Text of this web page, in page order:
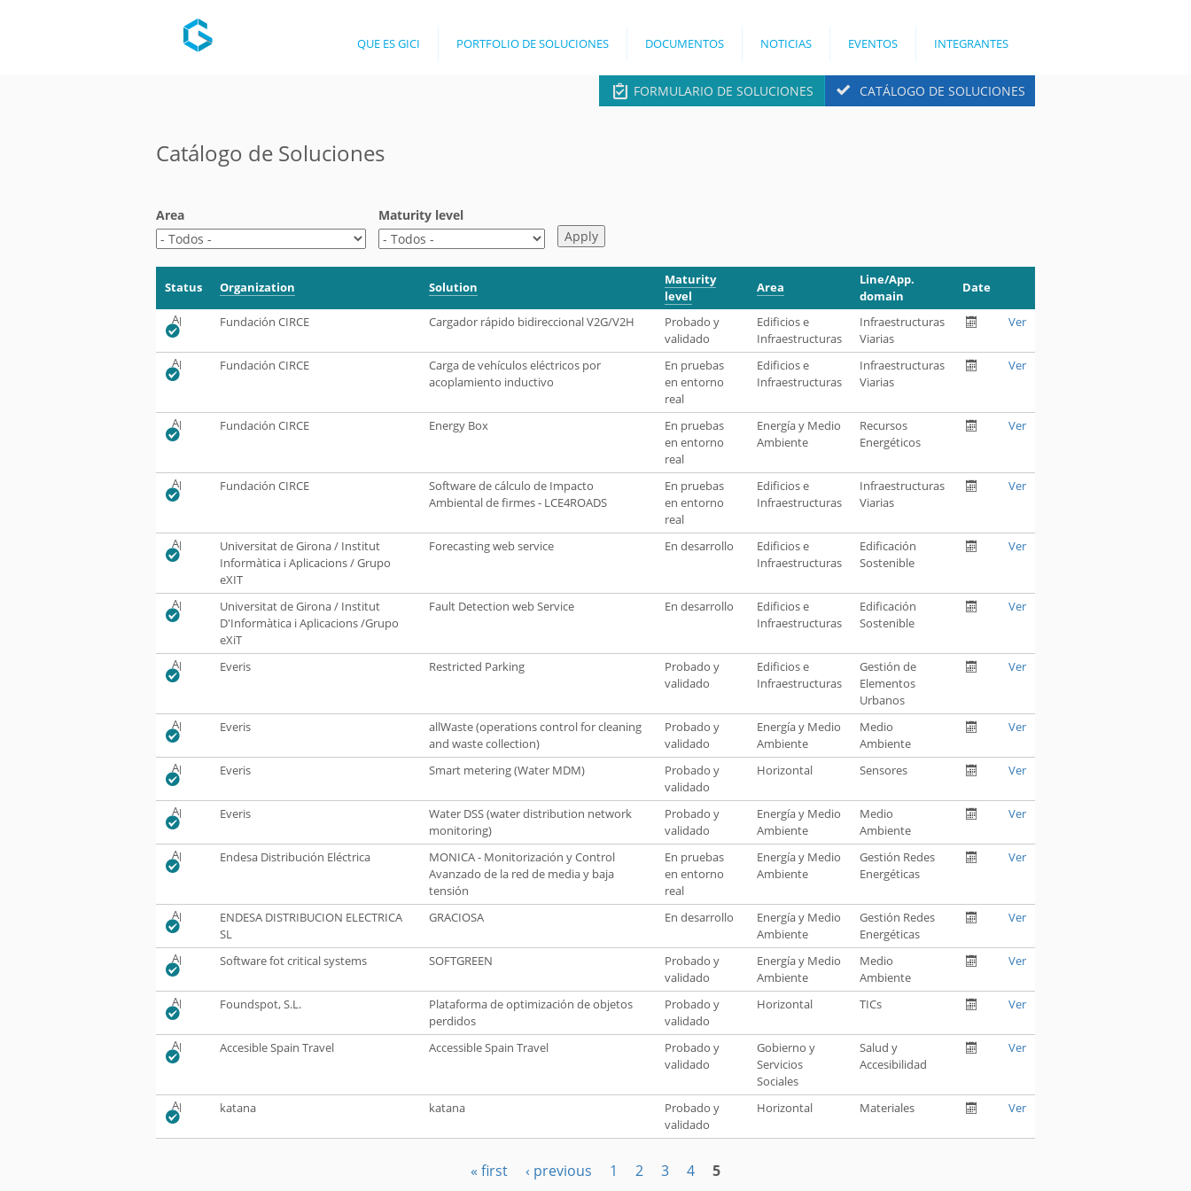
FORMULARIO DE SOLUCIONES CATÁLOGO DE SOLUCIONES
Catálogo de Soluciones
Area Maturity level
Status Organization Solution
Maturity
level
Area
Line/App.
domain
Date
AprobadoFundación CIRCE Cargador rápido bidireccional V2G/V2H
Probado y
validado
Edificios e
Infraestructuras
Infraestructuras
Viarias
Ver
AprobadoFundación CIRCE
Carga de vehículos eléctricos por
acoplamiento inductivo
En pruebas
en entorno
real
Edificios e
Infraestructuras
Infraestructuras
Viarias
Ver
AprobadoFundación CIRCE Energy Box
En pruebas
en entorno
real
Energía y Medio
Ambiente
Recursos
Energéticos
Ver
AprobadoFundación CIRCE
Software de cálculo de Impacto
Ambiental de firmes - LCE4ROADS
En pruebas
en entorno
real
Edificios e
Infraestructuras
Infraestructuras
Viarias
Ver
AprobadoUniversitat de Girona / Institut
Informàtica i Aplicacions / Grupo
eXIT
Forecasting web service En desarrollo
Edificios e
Infraestructuras
Edificación
Sostenible
Ver
AprobadoUniversitat de Girona / Institut
D'Informàtica i Aplicacions /Grupo
eXiT
Fault Detection web Service En desarrollo
Edificios e
Infraestructuras
Edificación
Sostenible
Ver
AprobadoEveris Restricted Parking
Probado y
validado
Edificios e
Infraestructuras
Gestión de
Elementos
Urbanos
Ver
AprobadoEveris
allWaste (operations control for cleaning
and waste collection)
Probado y
validado
Energía y Medio
Ambiente
Medio
Ambiente
Ver
AprobadoEveris Smart metering (Water MDM)
Probado y
validado
Horizontal Sensores Ver
AprobadoEveris
Water DSS (water distribution network
monitoring)
Probado y
validado
Energía y Medio
Ambiente
Medio
Ambiente
Ver
AprobadoEndesa Distribución Eléctrica
MONICA - Monitorización y Control
Avanzado de la red de media y baja
tensión
En pruebas
en entorno
real
Energía y Medio
Ambiente
Gestión Redes
Energéticas
Ver
AprobadoENDESA DISTRIBUCION ELECTRICA
SL
GRACIOSA En desarrollo
Energía y Medio
Ambiente
Gestión Redes
Energéticas
Ver
AprobadoSoftware fot critical systems SOFTGREEN
Probado y
validado
Energía y Medio
Ambiente
Medio
Ambiente
Ver
AprobadoFoundspot, S.L.
Plataforma de optimización de objetos
perdidos
Probado y
validado
Horizontal TICs Ver
AprobadoAccesible Spain Travel Accessible Spain Travel
Probado y
validado
Gobierno y
Servicios
Sociales
Salud y
Accesibilidad
Ver
Aprobadokatana katana
Probado y
validado
Horizontal Materiales Ver
« first ‹ previous 1 2 3 4 5
QUE ES GICI PORTFOLIO DE SOLUCIONES DOCUMENTOS NOTICIAS EVENTOS INTEGRANTES